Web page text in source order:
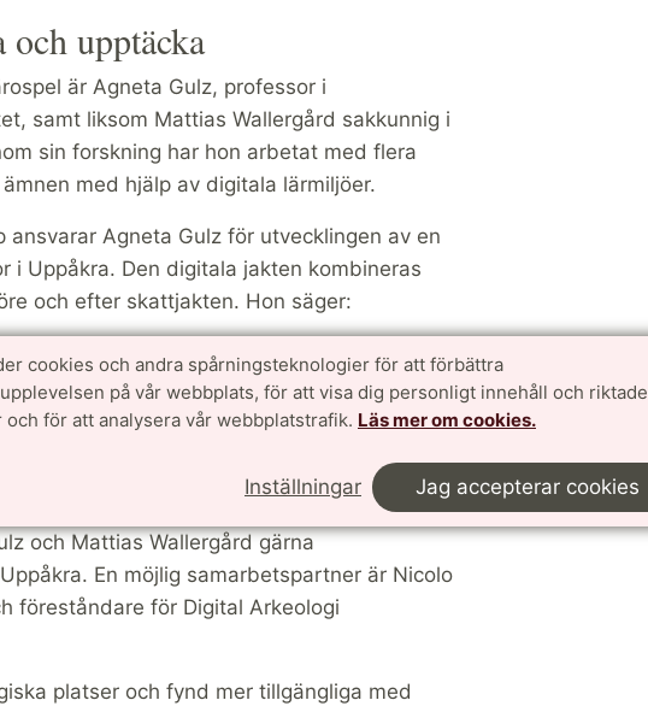
cookies och andra spårningsteknologier för att förbättra
på vår webbplats, för att visa dig personligt innehåll och riktade
och för att analysera vår webbplatstrafik. Läs mer om cookies.
Inställningar Jag accepterar cookies
upptäcka
är Agneta Gulz, professor i
samt liksom Mattias Wallergård sakkunnig i
sin forskning har hon arbetat med flera
med hjälp av digitala lärmiljöer.
Agneta Gulz för utvecklingen av en
i Uppåkra. Den digitala jakten kombineras
och efter skattjakten. Hon säger:
och möten ansikte-mot-ansikte i en
Detta tar
gentemot både yngre och äldre besökare.
och Mattias Wallergård gärna
En möjlig samarbetspartner är Nicolo
föreståndare för Digital Arkeologi
platser och fynd mer tillgängliga med